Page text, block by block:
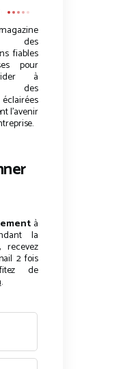
des
fiables
pour
à
des
l’avenir
à
la
recevez
2 fois
de
.